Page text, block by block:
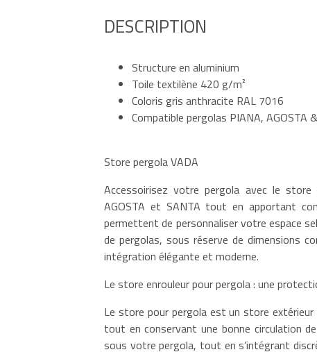
DESCRIPTION
Structure en aluminium
Toile textilène 420 g/m²
Coloris gris anthracite RAL 7016
Compatible pergolas PIANA, AGOSTA
Store pergola VADA
Accessoirisez votre pergola avec le store
AGOSTA et SANTA tout en apportant
permettent de personnaliser votre espace
de pergolas, sous réserve de dimensions
intégration élégante et moderne.
Le store enrouleur pour pergola : une
Le store pour pergola est un store
tout en conservant une bonne circulation
sous votre pergola, tout en s’intégrant